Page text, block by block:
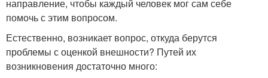
направление, чтобы каждый человек мог сам себе
помочь с этим вопросом.
Естественно, возникает вопрос, откуда берутся
проблемы с оценкой внешности? Путей их
возникновения достаточно много: